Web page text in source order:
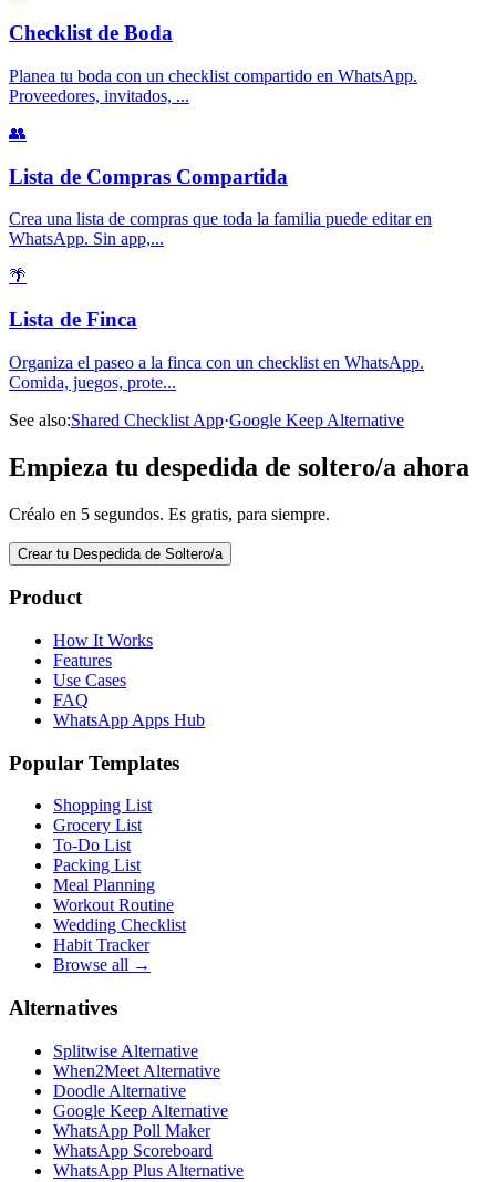
Checklist de Boda
Planea tu boda con un checklist compartido en WhatsApp.
Proveedores, invitados, ...
👥
Lista de Compras Compartida
Crea una lista de compras que toda la familia puede editar en
WhatsApp. Sin app,...
🌴
Lista de Finca
Organiza el paseo a la finca con un checklist en WhatsApp.
Comida, juegos, prote...
See also:Shared Checklist App·Google Keep Alternative
Empieza tu despedida de soltero/a ahora
Créalo en 5 segundos. Es gratis, para siempre.
Crear tu Despedida de Soltero/a
Product
How It Works
Features
Use Cases
FAQ
WhatsApp Apps Hub
Popular Templates
Shopping List
Grocery List
To-Do List
Packing List
Meal Planning
Workout Routine
Wedding Checklist
Habit Tracker
Browse all →
Alternatives
Splitwise Alternative
When2Meet Alternative
Doodle Alternative
Google Keep Alternative
WhatsApp Poll Maker
WhatsApp Scoreboard
WhatsApp Plus Alternative